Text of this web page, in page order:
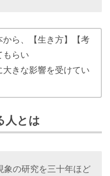
ら、【生き方】【考
もらい
きな影響を受けてい
人とは
象の研究を三十年ほど